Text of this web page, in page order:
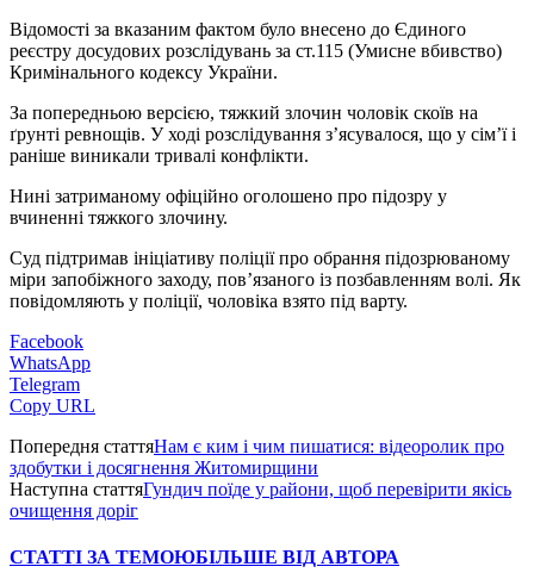
Відомості за вказаним фактом було внесено до Єдиного
реєстру досудових розслідувань за ст.115 (Умисне вбивство)
Кримінального кодексу України.
За попередньою версією, тяжкий злочин чоловік скоїв на
ґрунті ревнощів. У ході розслідування з’ясувалося, що у сім’ї і
раніше виникали тривалі конфлікти.
Нині затриманому офіційно оголошено про підозру у
вчиненні тяжкого злочину.
Суд підтримав ініціативу поліції про обрання підозрюваному
міри запобіжного заходу, пов’язаного із позбавленням волі. Як
повідомляють у поліції, чоловіка взято під варту.
Facebook
WhatsApp
Telegram
Copy URL
Попередня статтяНам є ким і чим пишатися: відеоролик про
здобутки і досягнення Житомирщини
Наступна статтяГундич поїде у райони, щоб перевірити якісь
очищення доріг
СТАТТІ ЗА ТЕМОЮБІЛЬШЕ ВІД АВТОРА